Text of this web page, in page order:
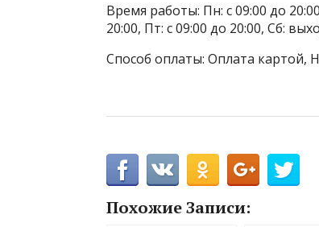
Время работы: Пн: с 09:00 до
20:00, Пт: с 09:00 до 20:00, Сб:
Способ оплаты: Оплата картой,
Похожие Записи: